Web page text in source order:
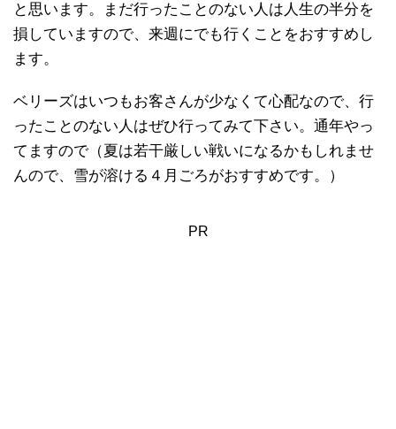
と思います。まだ行ったことのない人は人生の半分を
損していますので、来週にでも行くことをおすすめし
ます。
ベリーズはいつもお客さんが少なくて心配なので、行
ったことのない人はぜひ行ってみて下さい。通年やっ
てますので（夏は若干厳しい戦いになるかもしれませ
んので、雪が溶ける４月ごろがおすすめです。）
PR